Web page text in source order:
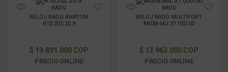
RADO
RELOJ RADO ANATOM
R10.202.20.9
$ 19.891.000 COP
PRECIO ONLINE
MIDO
RELOJ MIDO MULTIFORT
M038.662.37.050.00
$ 13.963.000 COP
PRECIO ONLINE